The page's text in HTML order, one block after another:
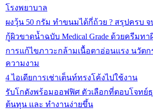
โรงพยาบาล
ผงวุ้น 50 กรัม ทำขนมได้กี่ถ้วย ? สรุปครบ จ
กู้ผิวขาดน้ำฉบับ Medical Grade ด้วยครีมทา
การแก้ไขภาวะกล้ามเนื้อตาอ่อนแรง นวัต
ความงาม
4 ไอเดียการเช่าเต็นท์ทรงโค้งไปใช้งาน
รับโกดังพร้อมออฟฟิศ ตัวเลือกที่ตอบโจทย์
ต้นทุน และ ทำงานง่ายขึ้น